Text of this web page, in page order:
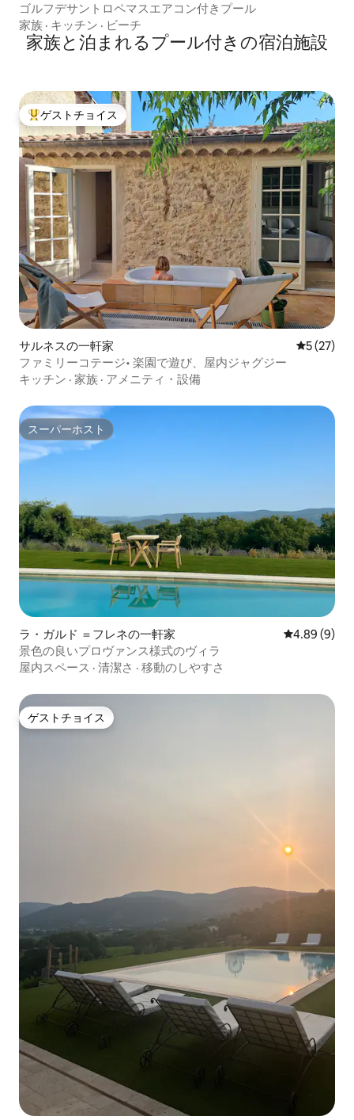
ゴルフデサントロペマスエアコン付きプール
家族 · キッチン · ビーチ
家族と泊まれるプール付きの宿泊施設
大好評のゲストチョイスです。
ゲストチョイス
サルネスの一軒家 レビュー
5 (27)
ファミリーコテージ• 楽園で遊び、屋内ジャグジー
キッチン · 家族 · アメニティ・設備
スーパーホスト
スーパーホスト
ラ・ガルド ＝フレネの一軒家 レビュー9件
4.89 (9)
景色の良いプロヴァンス様式のヴィラ
屋内スペース · 清潔さ · 移動のしやすさ
ゲストチョイス
ゲストチョイス